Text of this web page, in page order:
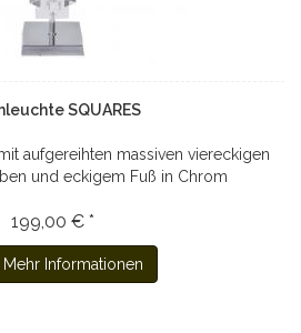
SQUARES
aufgereihten massiven viereckigen
und eckigem Fuß in Chrom
199,00 € *
Mehr Informationen